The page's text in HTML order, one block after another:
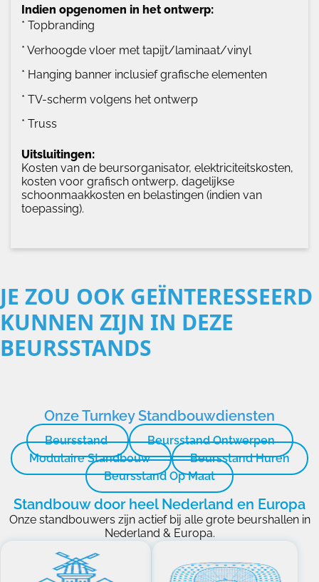
Indien opgenomen in het ontwerp:
* Topbranding
* Verhoogde vloer met tapijt/laminaat/vinyl
* Hanging banner inclusief grafische elementen
* TV-scherm volgens het ontwerp
* Truss
Uitsluitingen:
Kosten van de beursorganisator, elektriciteitskosten,
kosten voor grafisch ontwerp, dagelijkse
schoonmaakkosten en belastingen (indien van
toepassing).
JE ZOU OOK GEÏNTERESSEERD
KUNNEN ZIJN IN DEZE
BEURSSTANDS
Onze Turnkey Standbouwdiensten
Beursstand
Beursstand Ontwerpen
Modulaire Standbouw
Beursstand Huren
Beursstand Op Maat
Standbouw door heel Nederland en Europa
Onze standbouwers zijn actief bij alle grote beurshallen in
Nederland & Europa.